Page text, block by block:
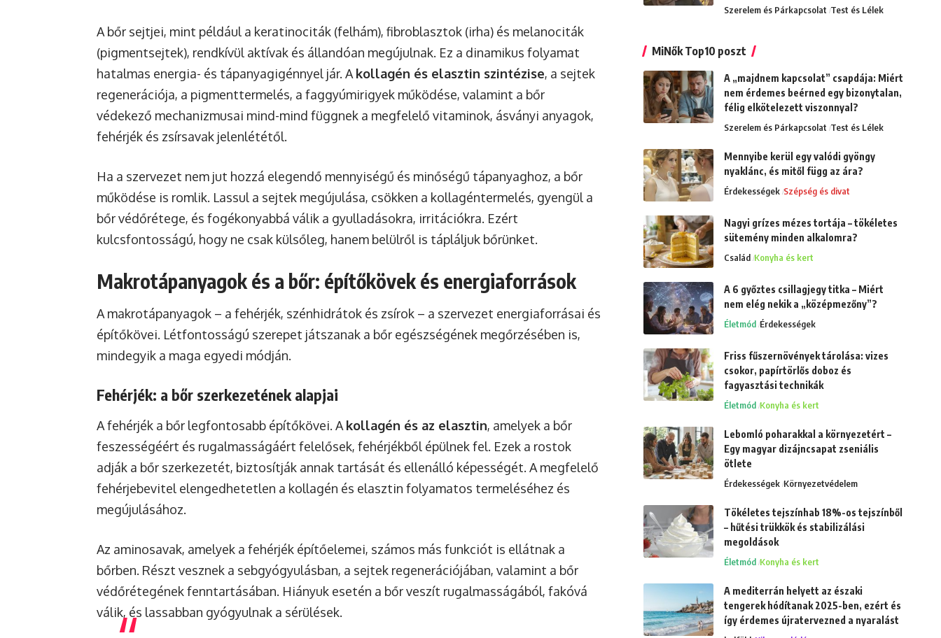
A bőr sejtjei, mint például a keratinociták (felhám), fibroblasztok (irha) és melanociták
(pigmentsejtek), rendkívül aktívak és állandóan megújulnak. Ez a dinamikus folyamat
hatalmas energia- és tápanyagigénnyel jár. A kollagén és elasztin szintézise, a sejtek
regenerációja, a pigmenttermelés, a faggyúmirigyek működése, valamint a bőr
védekező mechanizmusai mind-mind függnek a megfelelő vitaminok, ásványi anyagok,
fehérjék és zsírsavak jelenlététől.
Ha a szervezet nem jut hozzá elegendő mennyiségű és minőségű tápanyaghoz, a bőr
működése is romlik. Lassul a sejtek megújulása, csökken a kollagéntermelés, gyengül a
bőr védőrétege, és fogékonyabbá válik a gyulladásokra, irritációkra. Ezért
kulcsfontosságú, hogy ne csak külsőleg, hanem belülről is tápláljuk bőrünket.
Makrotápanyagok és a bőr: építőkövek és energiaforrások
A makrotápanyagok – a fehérjék, szénhidrátok és zsírok – a szervezet energiaforrásai és
építőkövei. Létfontosságú szerepet játszanak a bőr egészségének megőrzésében is,
mindegyik a maga egyedi módján.
Fehérjék: a bőr szerkezetének alapjai
A fehérjék a bőr legfontosabb építőkövei. A kollagén és az elasztin, amelyek a bőr
feszességéért és rugalmasságáért felelősek, fehérjékből épülnek fel. Ezek a rostok
adják a bőr szerkezetét, biztosítják annak tartását és ellenálló képességét. A megfelelő
fehérjebevitel elengedhetetlen a kollagén és elasztin folyamatos termeléséhez és
megújulásához.
Az aminosavak, amelyek a fehérjék építőelemei, számos más funkciót is ellátnak a
bőrben. Részt vesznek a sebgyógyulásban, a sejtek regenerációjában, valamint a bőr
védőrétegének fenntartásában. Hiányuk esetén a bőr veszít rugalmasságából, fakóvá
válik, és lassabban gyógyulnak a sérülések.
Szerelem és Párkapcsolat Test és Lélek
MiNők Top10 poszt
A „majdnem kapcsolat” csapdája: Miért
nem érdemes beérned egy bizonytalan,
félig elkötelezett viszonnyal?
Szerelem és Párkapcsolat Test és Lélek
Mennyibe kerül egy valódi gyöngy
nyaklánc, és mitől függ az ára?
Érdekességek Szépség és divat
Nagyi grízes mézes tortája – tökéletes
sütemény minden alkalomra?
Család Konyha és kert
A 6 győztes csillagjegy titka – Miért
nem elég nekik a „középmezőny”?
Életmód Érdekességek
Friss fűszernövények tárolása: vizes
csokor, papírtörlős doboz és
fagyasztási technikák
Életmód Konyha és kert
Lebomló poharakkal a környezetért –
Egy magyar dizájncsapat zseniális
ötlete
Érdekességek Környezetvédelem
Tökéletes tejszínhab 18%-os tejszínből
– hűtési trükkök és stabilizálási
megoldások
Életmód Konyha és kert
A mediterrán helyett az északi
tengerek hódítanak 2025-ben, ezért és
így érdemes újratervezned a nyaralást